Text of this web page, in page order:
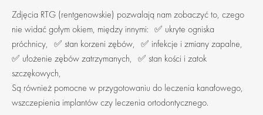
Zdjęcia RTG (rentgenowskie) pozwalają nam zobaczyć to, czego
nie widać gołym okiem, między innymi: ✅ ukryte ogniska
próchnicy, ✅ stan korzeni zębów, ✅ infekcje i zmiany zapalne,
✅ ułożenie zębów zatrzymanych, ✅ stan kości i zatok
szczękowych,
Są również pomocne w przygotowaniu do leczenia kanałowego,
wszczepienia implantów czy leczenia ortodontycznego.